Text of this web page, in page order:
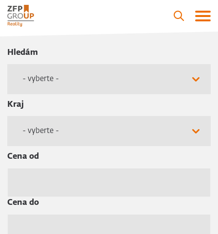
Hledám
- vyberte -
Kraj
- vyberte -
Cena od
Cena do